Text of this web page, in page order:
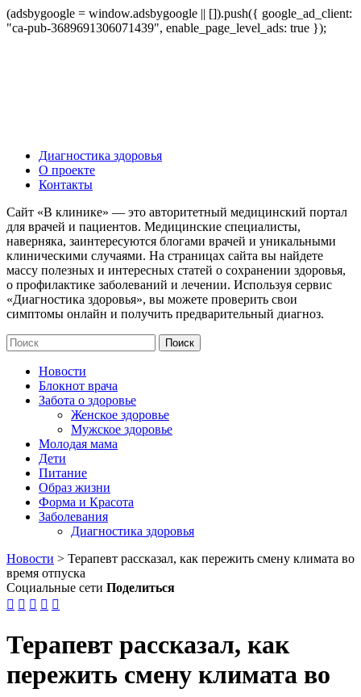
(adsbygoogle = window.adsbygoogle || []).push({ google_ad_client:
"ca-pub-3689691306071439", enable_page_level_ads: true });
Диагностика здоровья
О проекте
Контакты
Сайт «В клинике» — это авторитетный медицинский портал
для врачей и пациентов. Медицинские специалисты,
наверняка, заинтересуются блогами врачей и уникальными
клиническими случаями. На страницах сайта вы найдете
массу полезных и интересных статей о сохранении здоровья,
о профилактике заболеваний и лечении. Используя сервис
«Диагностика здоровья», вы можете проверить свои
симптомы онлайн и получить предварительный диагноз.
Новости
Блокнот врача
Забота о здоровье
Женское здоровье
Мужское здоровье
Молодая мама
Дети
Питание
Образ жизни
Форма и Красота
Заболевания
Диагностика здоровья
Новости > Терапевт рассказал, как пережить смену климата во
время отпуска
Социальные сети Поделиться
    
Терапевт рассказал, как
пережить смену климата во